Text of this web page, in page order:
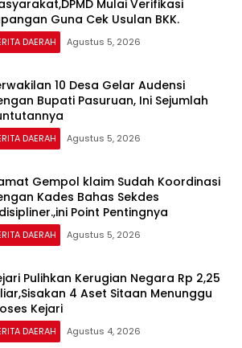
Mulai Verifikasi
Guna Cek Usulan BKK.
DAERAH Agustus 5, 2026
10 Desa Gelar Audensi
Bupati Pasuruan, Ini Sejumlah
DAERAH Agustus 5, 2026
Gempol klaim Sudah Koordinasi
Kades Bahas Sekdes
Point Pentingnya
DAERAH Agustus 5, 2026
Pulihkan Kerugian Negara Rp 2,25
4 Aset Sitaan Menunggu
Kejari
DAERAH Agustus 4, 2026